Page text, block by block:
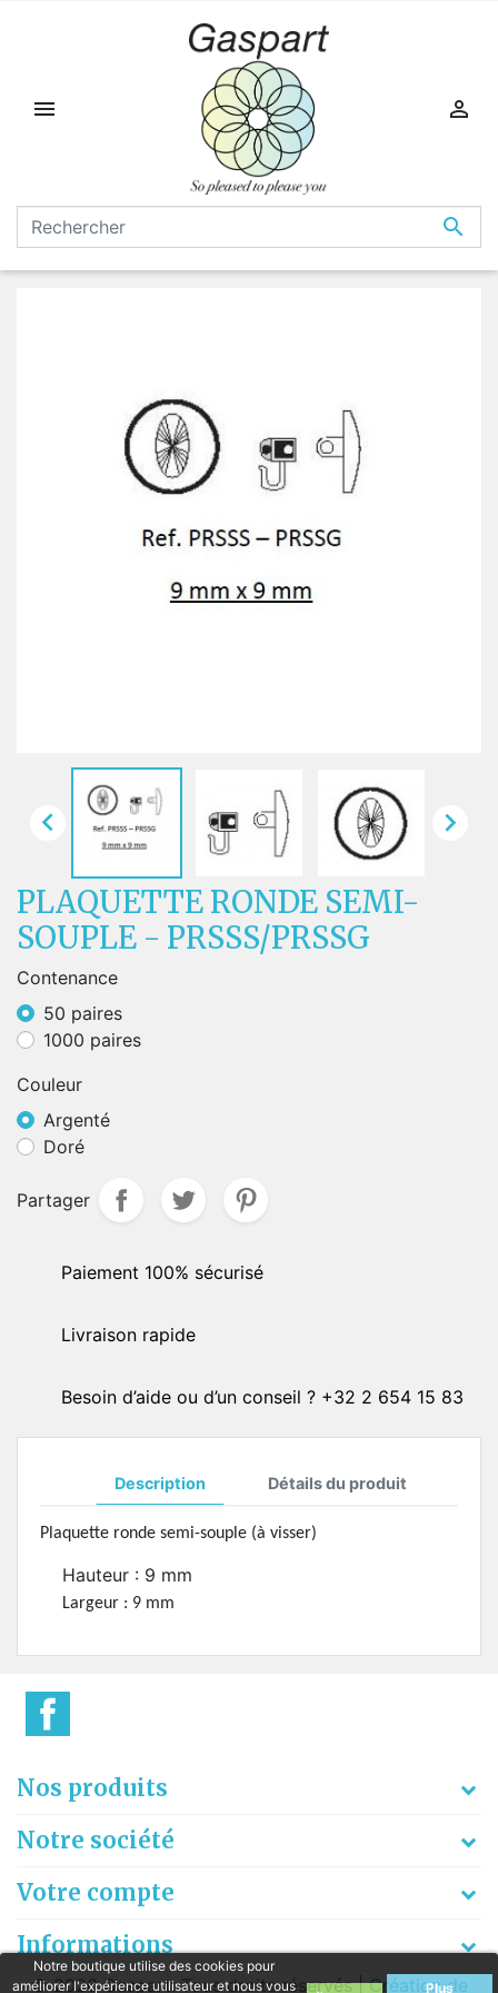



Notre boutique utilise des cookies pour
améliorer l'expérience utilisateur et nous vous
Plus
 
PLAQUETTE RONDE SEMI-
SOUPLE - PRSSS/PRSSG
Contenance
50 paires
1000 paires
Couleur
Argenté
Doré
Partager
Paiement 100% sécurisé
Livraison rapide
Besoin d’aide ou d’un conseil ? +32 2 654 15 83
Description Détails du produit
Plaquette ronde semi-souple (à visser)
Hauteur : 9 mm
Largeur : 9 mm
Nos produits
Notre société
Votre compte
Informations
© 2026 Gaspart. Tous droits réservés |Création de